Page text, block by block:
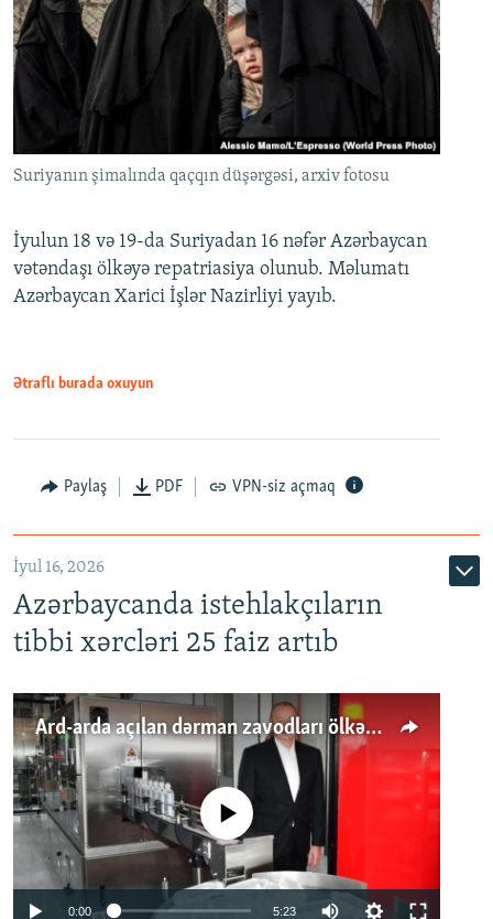
Suriyanın şimalında qaçqın düşərgəsi, arxiv fotosu
İyulun 18 və 19-da Suriyadan 16 nəfər Azərbaycan
vətəndaşı ölkəyə repatriasiya olunub. Məlumatı
Azərbaycan Xarici İşlər Nazirliyi yayıb.
Ətraflı burada oxuyun
Paylaş PDF VPN-siz açmaq
İyul 16, 2026
Azərbaycanda istehlakçıların
tibbi xərcləri 25 faiz artıb
Ard-arda açılan dərman zavodları ölkənin tələbatını ödəyirmi?
No media source currently available
0:00 5:23